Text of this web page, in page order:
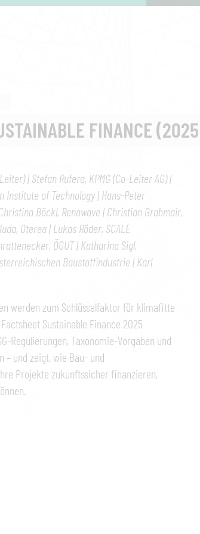
FINANCE
| Stefan Rufera, KPMG (Co-Leiter AG) |
Institute of Technology | Hans-Peter
Böckl, Renowave | Christian Grabmair,
Oterea | Lukas Röder, SCALE
ÖGUT | Katharina Sigl,
Baustoffindustrie | Karl
werden zum Schlüsselfaktor für klimafitte
Sustainable Finance 2025
Regulierungen, Taxonomie-Vorgaben und
– und zeigt, wie Bau- und
Projekte zukunftssicher finanzieren,